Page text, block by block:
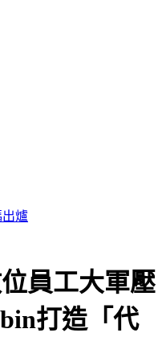
台中地院裁定繼續羈押
員工大軍壓
打造「代